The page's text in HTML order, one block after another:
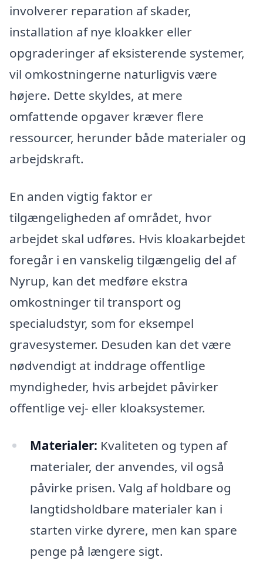
involverer reparation af skader,
installation af nye kloakker eller
opgraderinger af eksisterende systemer,
vil omkostningerne naturligvis være
højere. Dette skyldes, at mere
omfattende opgaver kræver flere
ressourcer, herunder både materialer og
arbejdskraft.
En anden vigtig faktor er
tilgængeligheden af området, hvor
arbejdet skal udføres. Hvis kloakarbejdet
foregår i en vanskelig tilgængelig del af
Nyrup, kan det medføre ekstra
omkostninger til transport og
specialudstyr, som for eksempel
gravesystemer. Desuden kan det være
nødvendigt at inddrage offentlige
myndigheder, hvis arbejdet påvirker
offentlige vej- eller kloaksystemer.
Materialer: Kvaliteten og typen af
materialer, der anvendes, vil også
påvirke prisen. Valg af holdbare og
langtidsholdbare materialer kan i
starten virke dyrere, men kan spare
penge på længere sigt.